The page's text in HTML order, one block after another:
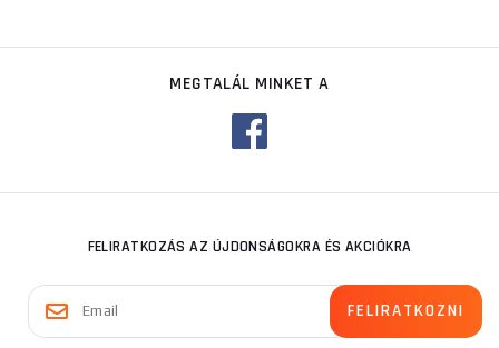
MEGTALÁL MINKET A
FELIRATKOZÁS AZ ÚJDONSÁGOKRA ÉS AKCIÓKRA